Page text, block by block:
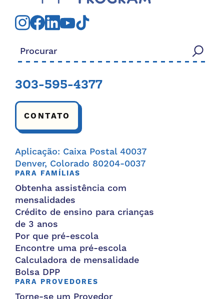
Procurar:
303-595-4377
CONTATO
Aplicação: Caixa Postal 40037
Denver, Colorado 80204-0037
PARA FAMÍLIAS
Obtenha assistência com
mensalidades
Crédito de ensino para crianças
de 3 anos
Por que pré-escola
Encontre uma pré-escola
Calculadora de mensalidade
Bolsa DPP
PARA PROVEDORES